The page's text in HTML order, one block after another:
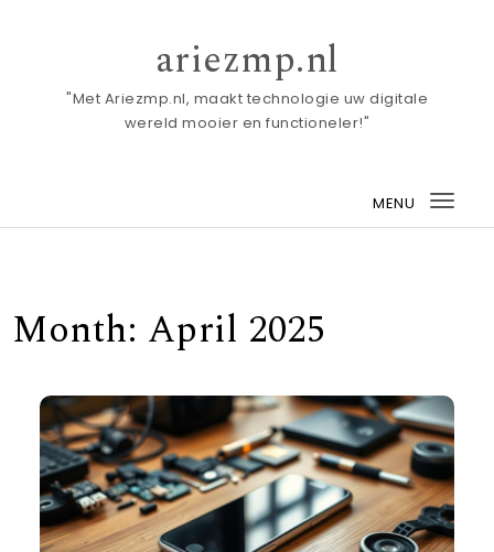
ariezmp.nl
"Met Ariezmp.nl, maakt technologie uw digitale
wereld mooier en functioneler!"
MENU
Month: April 2025